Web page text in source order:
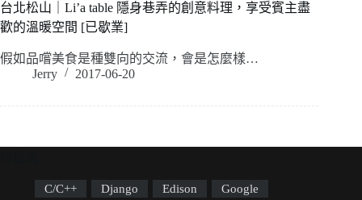
台北松山｜Li’a table 隱身巷弄的創意料理，享受賓主盡
歡的溫暖空間 [已歇業]
假如品嚐美食是種雙向的交流，會是怎麼樣…
Jerry
2017-06-20
C/C++ Django Edison
Google